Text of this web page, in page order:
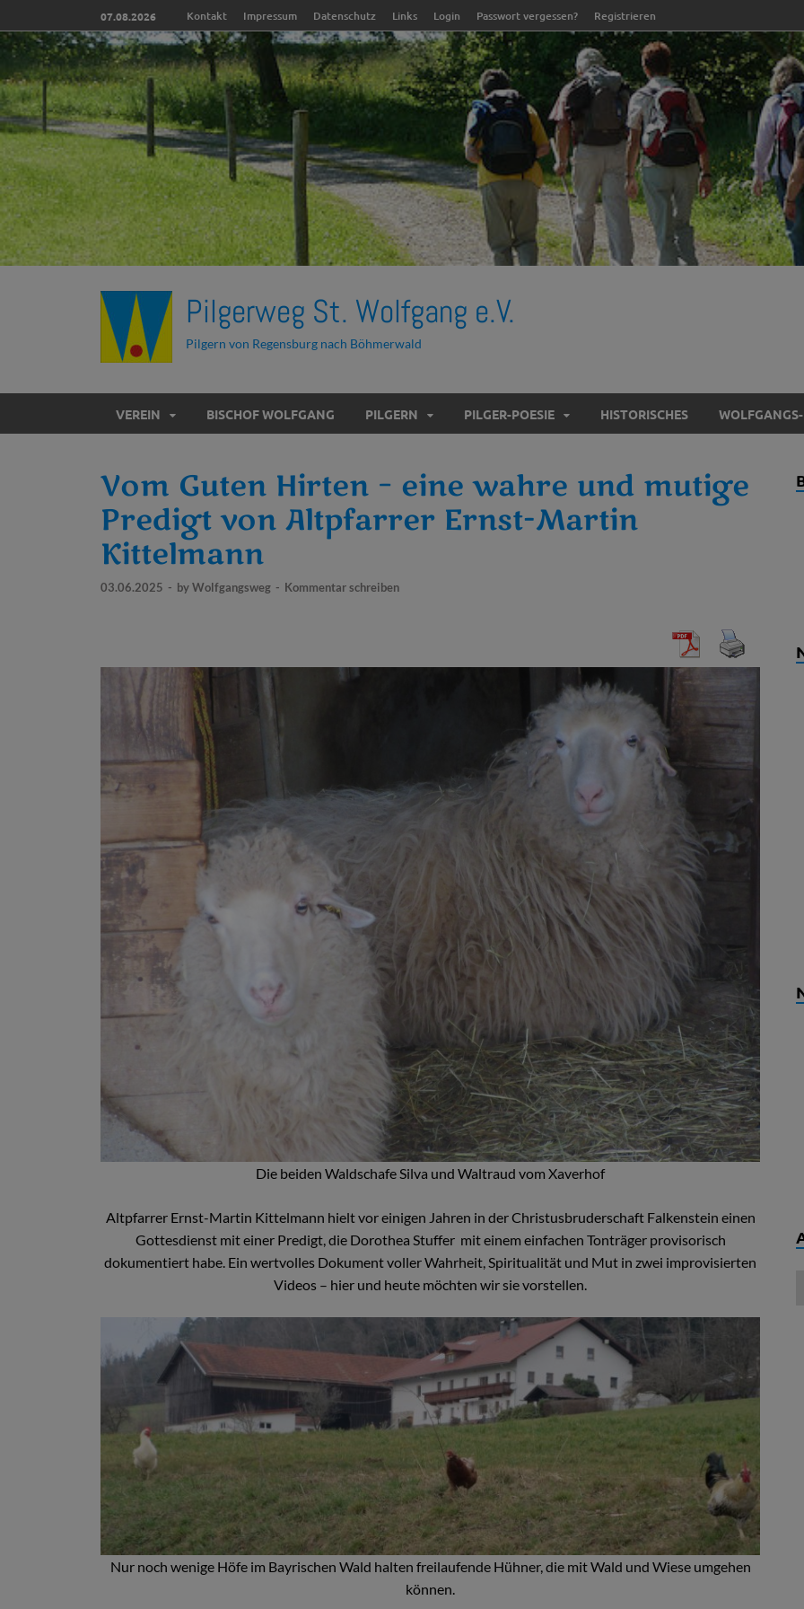
07.08.2026 Kontakt Impressum Datenschutz Links Login Passwort vergessen? Registrieren
Pilgerweg St. Wolfgang e.V.
Pilgern von Regensburg nach Böhmerwald
VEREIN BISCHOF WOLFGANG PILGERN PILGER-POESIE HISTORISCHES
Vom Guten Hirten – eine wahre und mutige
Predigt von Altpfarrer Ernst-Martin
Kittelmann
03.06.2025 - byWolfgangsweg - Kommentar schreiben
Die beiden Waldschafe Silva und Waltraud vom Xaverhof
Altpfarrer Ernst-Martin Kittelmann hielt vor einigen Jahren in der Christusbruderschaft Falkenstein einen
Gottesdienst mit einer Predigt, die Dorothea Stuffer mit einem einfachen Tonträger provisorisch
dokumentiert habe. Ein wertvolles Dokument voller Wahrheit, Spiritualität und Mut in zwei improvisierten
Videos – hier und heute möchten wir sie vorstellen.
Nur noch wenige Höfe im Bayrischen Wald halten freilaufende Hühner, die mit Wald und Wiese umgehen
können.